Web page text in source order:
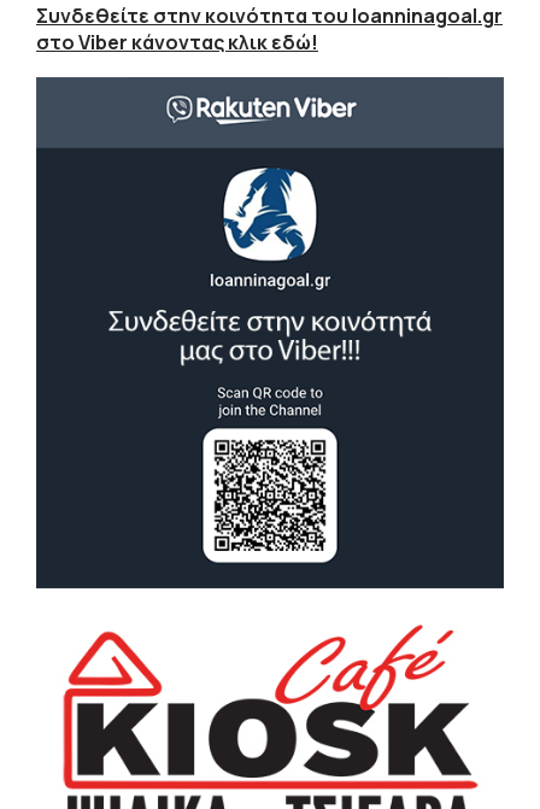
Συνδεθείτε στην κοινότητα του Ioanninagoal.gr
στο Viber κάνοντας κλικ εδώ!